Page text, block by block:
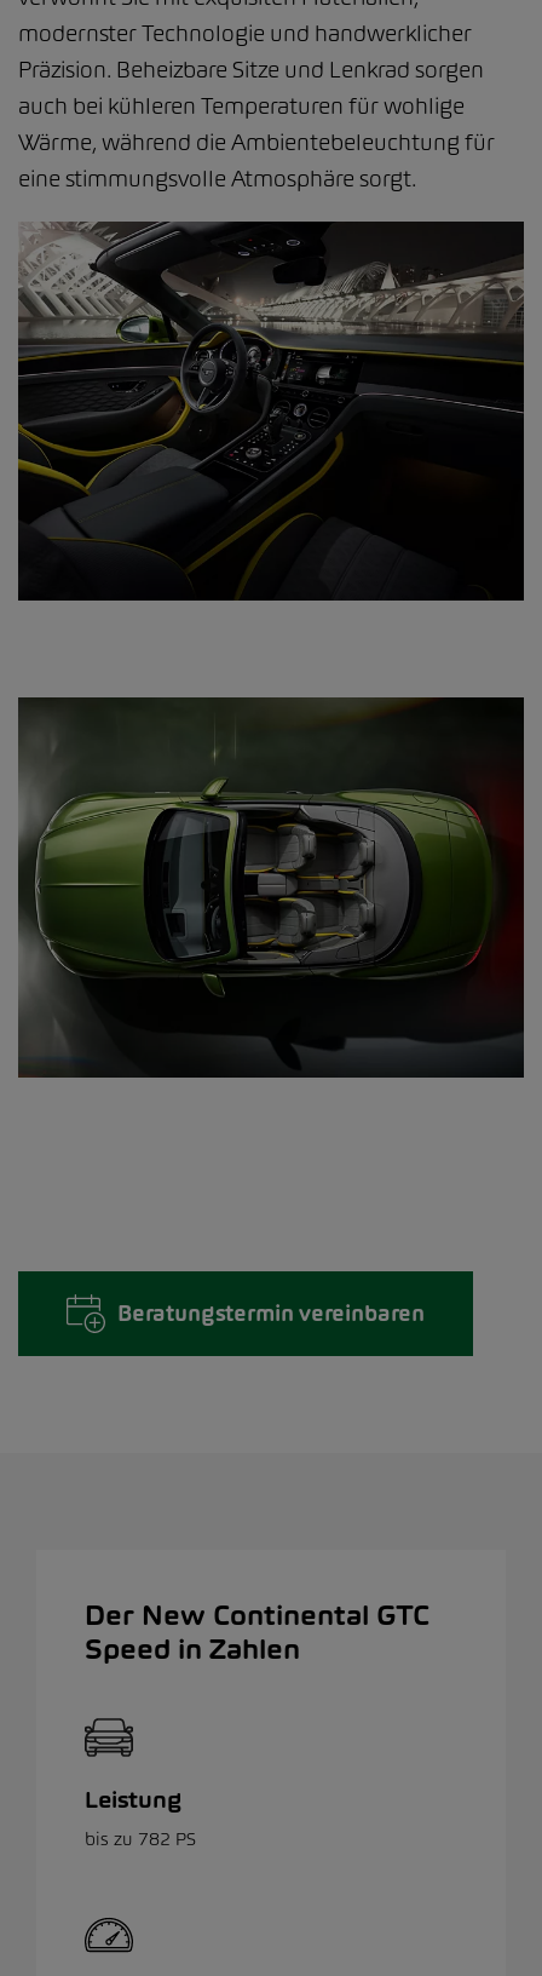
modernster Technologie und handwerklicher
Präzision. Beheizbare Sitze und Lenkrad sorgen
auch bei kühleren Temperaturen für wohlige
Wärme, während die Ambientebeleuchtung für
eine stimmungsvolle Atmosphäre sorgt.
Beratungstermin vereinbaren
Der New Continental GTC
Speed in Zahlen
Leistung
bis zu 782 PS